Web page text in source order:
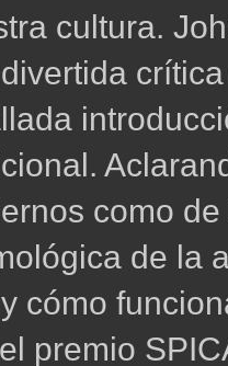
cultura.
como
de la
cómo
premio